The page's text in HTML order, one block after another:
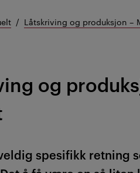
Låtskriving og produksjon –
og
spesifikk retning